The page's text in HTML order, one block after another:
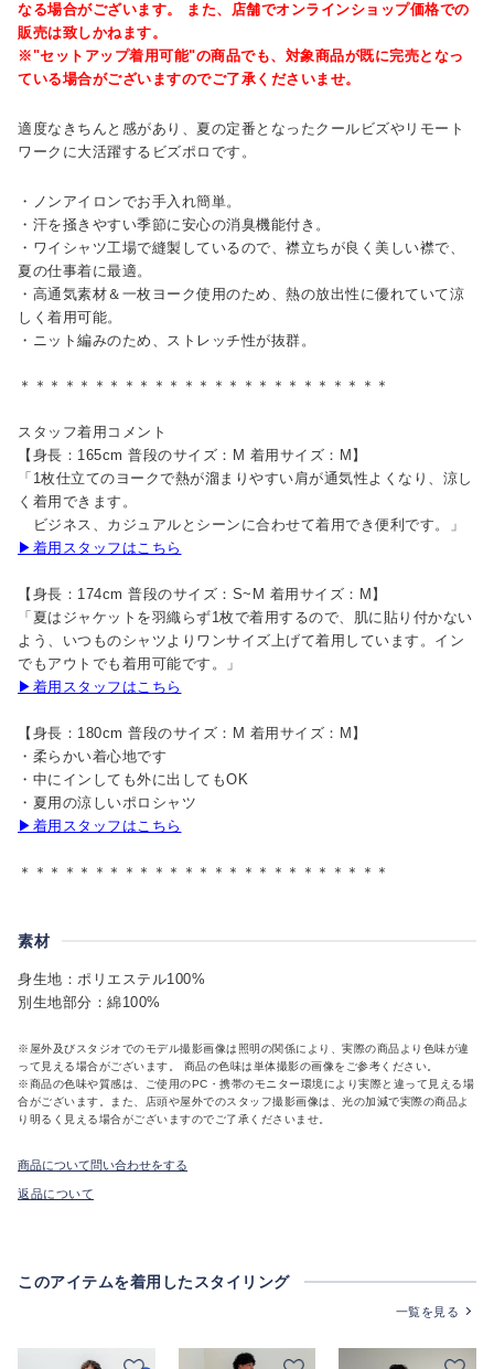
なる場合がございます。 また、店舗でオンラインショップ価格での
販売は致しかねます。
※"セットアップ着用可能"の商品でも、対象商品が既に完売となっ
ている場合がございますのでご了承くださいませ。
適度なきちんと感があり、夏の定番となったクールビズやリモート
ワークに大活躍するビズポロです。
・ノンアイロンでお手入れ簡単。
・汗を掻きやすい季節に安心の消臭機能付き。
・ワイシャツ工場で縫製しているので、襟立ちが良く美しい襟で、
夏の仕事着に最適。
・高通気素材＆一枚ヨーク使用のため、熱の放出性に優れていて涼
しく着用可能。
・ニット編みのため、ストレッチ性が抜群。
＊＊＊＊＊＊＊＊＊＊＊＊＊＊＊＊＊＊＊＊＊＊＊＊＊
スタッフ着用コメント
【身長：165cm 普段のサイズ：M 着用サイズ：M】
「1枚仕立てのヨークで熱が溜まりやすい肩が通気性よくなり、涼し
く着用できます。
ビジネス、カジュアルとシーンに合わせて着用でき便利です。」
▶着用スタッフはこちら
【身長：174cm 普段のサイズ：S~M 着用サイズ：M】
「夏はジャケットを羽織らず1枚で着用するので、肌に貼り付かない
よう、いつものシャツよりワンサイズ上げて着用しています。イン
でもアウトでも着用可能です。」
▶着用スタッフはこちら
【身長：180cm 普段のサイズ：M 着用サイズ：M】
・柔らかい着心地です
・中にインしても外に出してもOK
・夏用の涼しいポロシャツ
▶着用スタッフはこちら
＊＊＊＊＊＊＊＊＊＊＊＊＊＊＊＊＊＊＊＊＊＊＊＊＊
素材
身生地：ポリエステル100%
別生地部分：綿100%
※屋外及びスタジオでのモデル撮影画像は照明の関係により、実際の商品より色味が違
って見える場合がございます。 商品の色味は単体撮影の画像をご参考ください。
※商品の色味や質感は、ご使用のPC・携帯のモニター環境により実際と違って見える場
合がございます。また、店頭や屋外でのスタッフ撮影画像は、光の加減で実際の商品よ
り明るく見える場合がございますのでご了承くださいませ。
商品について問い合わせをする
返品について
このアイテムを着用したスタイリング
一覧を見る